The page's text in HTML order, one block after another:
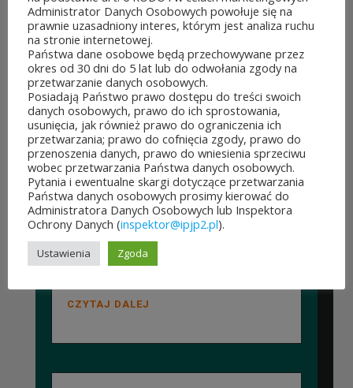
edycji Budżetu
Obywatelskiego Mazowsza.
To mieszkańcy zdecydują,
które pomysły dostaną
dofinansowanie z budżetu
samorządu województwa
mazowieckiego. Do rozdania
jest aż 30 mln zł! Mieszkańcy
województwa mazowieckiego
CZYTAJ DALEJ
Administrator Danych Osobowych powołuje się na
prawnie uzasadniony interes, którym jest analiza ruchu
na stronie internetowej.
Państwa dane osobowe będą przechowywane przez
okres od 30 dni do 5 lat lub do odwołania zgody na
przetwarzanie danych osobowych.
Posiadają Państwo prawo dostępu do treści swoich
danych osobowych, prawo do ich sprostowania,
usunięcia, jak również prawo do ograniczenia ich
przetwarzania; prawo do cofnięcia zgody, prawo do
przenoszenia danych, prawo do wniesienia sprzeciwu
wobec przetwarzania Państwa danych osobowych.
Pytania i ewentualne skargi dotyczące przetwarzania
Państwa danych osobowych prosimy kierować do
Administratora Danych Osobowych lub Inspektora
Ochrony Danych (inspektor@ipjp2.pl).
Ustawienia Zgoda